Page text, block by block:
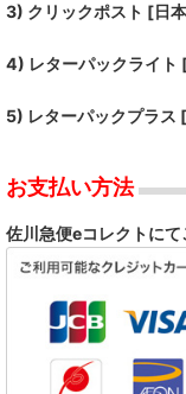
3) クリックポスト [日
4) レターパックライト
5) レターパックプラス
お支払い方法
佐川急便eコレクトに